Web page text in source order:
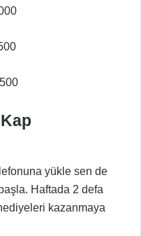
yükle sen de
Haftada 2 defa
kazanmaya